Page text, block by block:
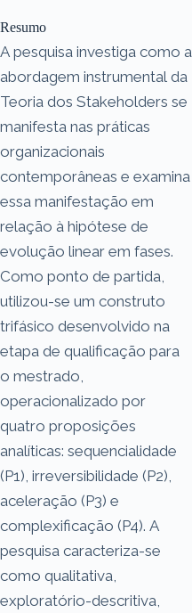
Resumo
A pesquisa investiga como a
abordagem instrumental da
Teoria dos Stakeholders se
manifesta nas práticas
organizacionais
contemporâneas e examina
essa manifestação em
relação à hipótese de
evolução linear em fases.
Como ponto de partida,
utilizou-se um construto
trifásico desenvolvido na
etapa de qualificação para
o mestrado,
operacionalizado por
quatro proposições
analíticas: sequencialidade
(P1), irreversibilidade (P2),
aceleração (P3) e
complexificação (P4). A
pesquisa caracteriza-se
como qualitativa,
exploratório-descritiva,